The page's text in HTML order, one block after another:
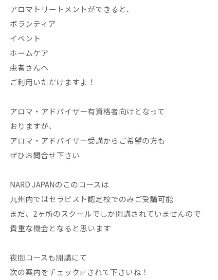
アロマトリートメントができると、
ボランティア
イベント
ホームケア
患者さんへ
ご利用いただけますよ！
アロマ・アドバイザー有資格者向けとなって
おりますが、
アロマ・アドバイザー受講からご希望の方も
ぜひお問合せ下さい
NARD JAPANのこのコースは
九州内ではセラピスト認定校でのみご受講可能
まだ、2ヶ所のスクールでしか開講されていませんので
貴重な機会となると思います
夜間コースも開講にて
次の案内をチェック✅されて下さいね！